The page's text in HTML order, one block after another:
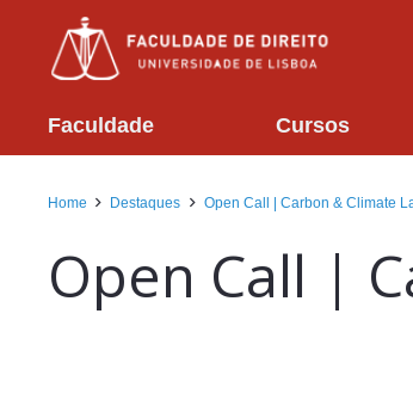
Faculdade Cursos
Home Destaques Open Call | Carbon & Climate
Open Call |